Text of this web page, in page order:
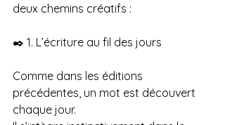
deux chemins créatifs :
✒️ 1. L’écriture au fil des jours
Comme dans les éditions
précédentes, un mot est découvert
chaque jour.